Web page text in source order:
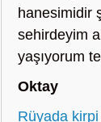
hanesimidir
sehirdeyim
yaşıyorum
Oktay
Rüyada